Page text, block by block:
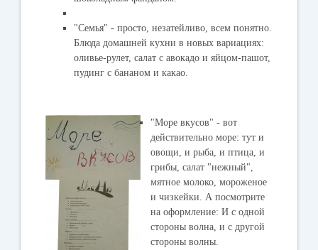
"Семья" - просто, незатейливо, всем понятно.
Блюда домашней кухни в новых вариациях:
оливье-рулет, салат с авокадо и яйцом-пашот,
пудинг с бананом и какао.
"Море вкусов" - вот
действительно море: тут и
овощи, и рыба, и птица, и
грибы, салат "нежный",
мятное молоко, мороженое
и чизкейки. А посмотрите
на оформление: И с одной
стороны волна, и с другой
стороны волны.